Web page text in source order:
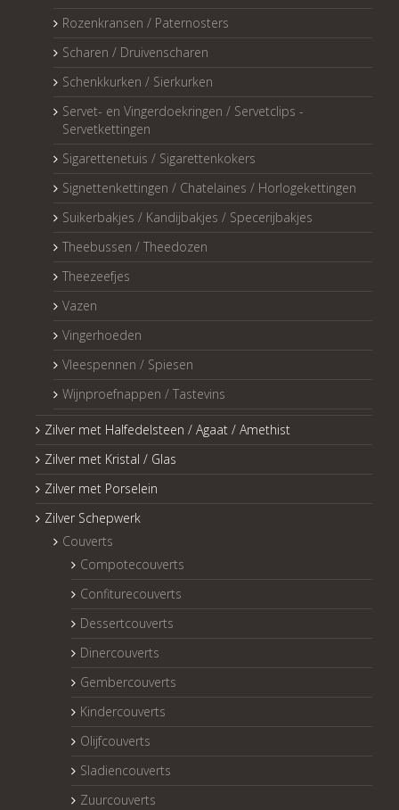
Rozenkransen / Paternosters
Scharen / Druivenscharen
Schenkkurken / Sierkurken
Servet- en Vingerdoekringen / Servetclips -
Servetkettingen
Sigarettenetuis / Sigarettenkokers
Signettenkettingen / Chatelaines / Horlogekettingen
Suikerbakjes / Kandijbakjes / Specerijbakjes
Theebussen / Theedozen
Theezeefjes
Vazen
Vingerhoeden
Vleespennen / Spiesen
Wijnproefnappen / Tastevins
Zilver met Halfedelsteen / Agaat / Amethist
Zilver met Kristal / Glas
Zilver met Porselein
Zilver Schepwerk
Couverts
Compotecouverts
Confiturecouverts
Dessertcouverts
Dinercouverts
Gembercouverts
Kindercouverts
Olijfcouverts
Sladiencouverts
Zuurcouverts